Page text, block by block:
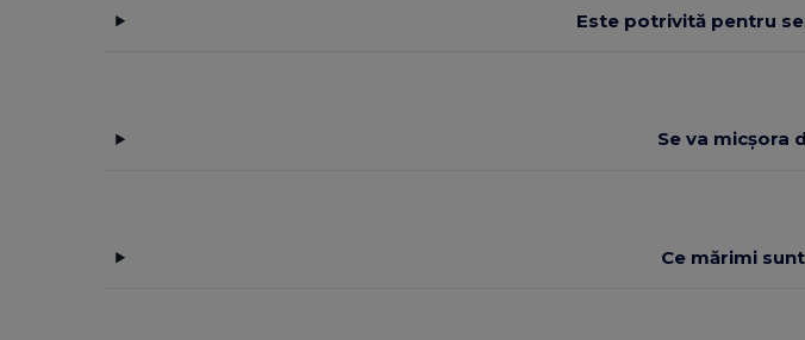
Este potrivită pentru
Se va micșora
Ce mărimi